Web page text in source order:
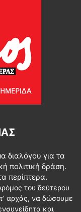
διαλόγου για τα
πολιτική δράση.
περίπτερα.
του δεύτερου
αρχάς, να δώσουμε
και